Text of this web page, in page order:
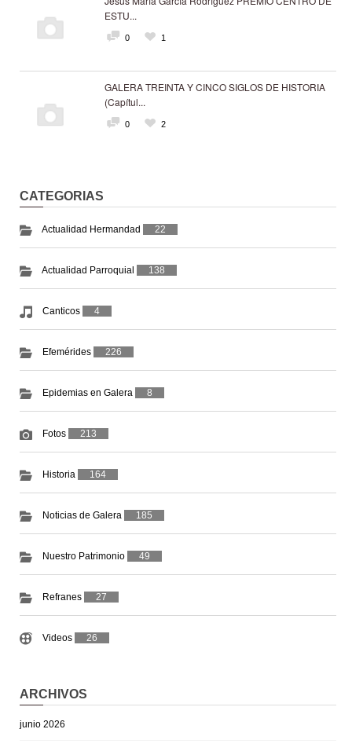
ESTU...
0 1
GALERA TREINTA Y CINCO SIGLOS DE HISTORIA
(Capítul...
0 2
CATEGORIAS
Actualidad Hermandad 22
Actualidad Parroquial 138
Canticos 4
Efemérides 226
Epidemias en Galera 8
Fotos 213
Historia 164
Noticias de Galera 185
Nuestro Patrimonio 49
Refranes 27
Videos 26
ARCHIVOS
junio 2026